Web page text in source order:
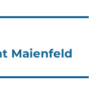
Maienfeld